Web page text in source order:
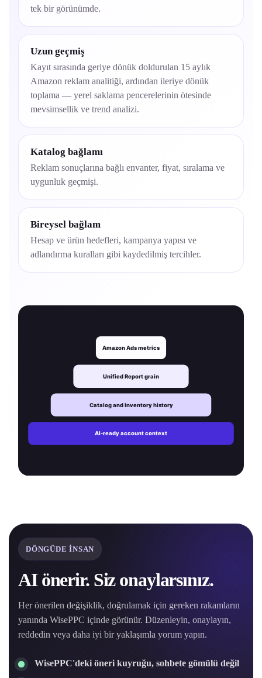
tek bir görünümde.
Uzun geçmiş
Kayıt sırasında geriye dönük doldurulan 15 aylık
Amazon reklam analitiği, ardından ileriye dönük
toplama — yerel saklama pencerelerinin ötesinde
mevsimsellik ve trend analizi.
Katalog bağlamı
Reklam sonuçlarına bağlı envanter, fiyat, sıralama ve
uygunluk geçmişi.
Bireysel bağlam
Hesap ve ürün hedefleri, kampanya yapısı ve
adlandırma kuralları gibi kaydedilmiş tercihler.
DÖNGÜDE INSAN
AI önerir. Siz onaylarsınız.
Her önerilen değişiklik, doğrulamak için gereken rakamların
yanında WisePPC içinde görünür. Düzenleyin, onaylayın,
reddedin veya daha iyi bir yaklaşımla yorum yapın.
WisePPC'deki öneri kuyruğu, sohbete gömülü değil